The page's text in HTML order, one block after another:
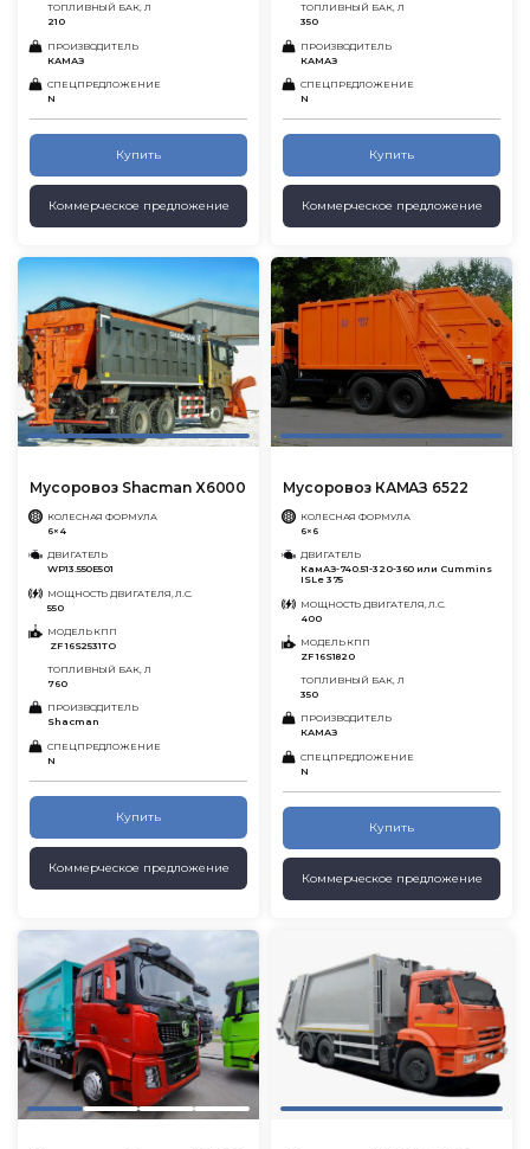
ТОПЛИВНЫЙ БАК, Л
210
ПРОИЗВОДИТЕЛЬ
КАМАЗ
СПЕЦПРЕДЛОЖЕНИЕ
N
Купить
Коммерческое предложение
ТОПЛИВНЫЙ БАК, Л
350
ПРОИЗВОДИТЕЛЬ
КАМАЗ
СПЕЦПРЕДЛОЖЕНИЕ
N
Купить
Коммерческое предложение
Мусоровоз Shacman X6000
КОЛЕСНАЯ ФОРМУЛА
6×4
ДВИГАТЕЛЬ
WP13.550E501
МОЩНОСТЬ ДВИГАТЕЛЯ, Л.С.
550
МОДЕЛЬ КПП
ZF 16S2531TO
ТОПЛИВНЫЙ БАК, Л
760
ПРОИЗВОДИТЕЛЬ
Shacman
СПЕЦПРЕДЛОЖЕНИЕ
N
Купить
Коммерческое предложение
Мусоровоз КАМАЗ 6522
КОЛЕСНАЯ ФОРМУЛА
6×6
ДВИГАТЕЛЬ
КамАЗ-740.51-320-360 или Cummins
ISLe 375
МОЩНОСТЬ ДВИГАТЕЛЯ, Л.С.
400
МОДЕЛЬ КПП
ZF 16S1820
ТОПЛИВНЫЙ БАК, Л
350
ПРОИЗВОДИТЕЛЬ
КАМАЗ
СПЕЦПРЕДЛОЖЕНИЕ
N
Купить
Коммерческое предложение